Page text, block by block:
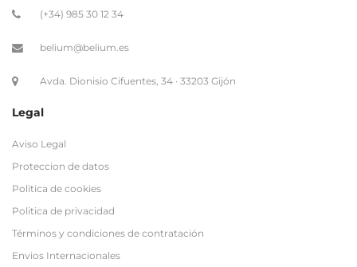
(+34) 985 30 12 34
belium@belium.es
Avda. Dionisio Cifuentes, 34 · 33203 Gijón
Legal
Aviso Legal
Proteccion de datos
Politica de cookies
Politica de privacidad
Términos y condiciones de contratación
Envios Internacionales